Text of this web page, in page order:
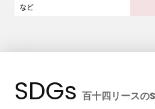
など
SDGs 百十四リースの